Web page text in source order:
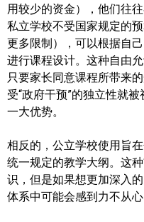
用较少的资金），他们往
私立学校不受国家规定的
更多限制），可以根据自
进行课程设计。这种自由
只要家长同意课程所带来
受“政府干预”的独立性就
一大优势。
相反的，公立学校使用旨
统一规定的教学大纲。这
识，但是如果想更加深入
体系中可能会感到力不从心